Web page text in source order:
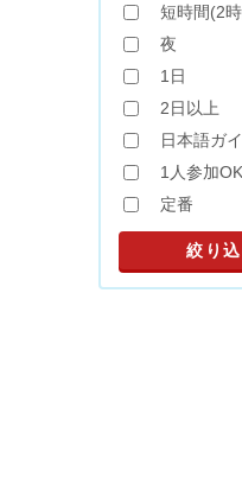
短時間(2
夜
1日
2日以上
日本語ガ
1人参加OK
定番